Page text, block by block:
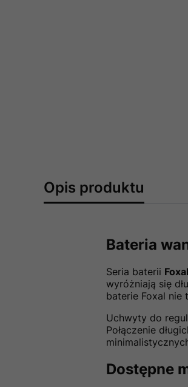
Opis produktu
Bateria
Seria baterii Foxal
wyróżniają się
baterie Foxal nie
Uchwyty do
Połączenie
Dostępne